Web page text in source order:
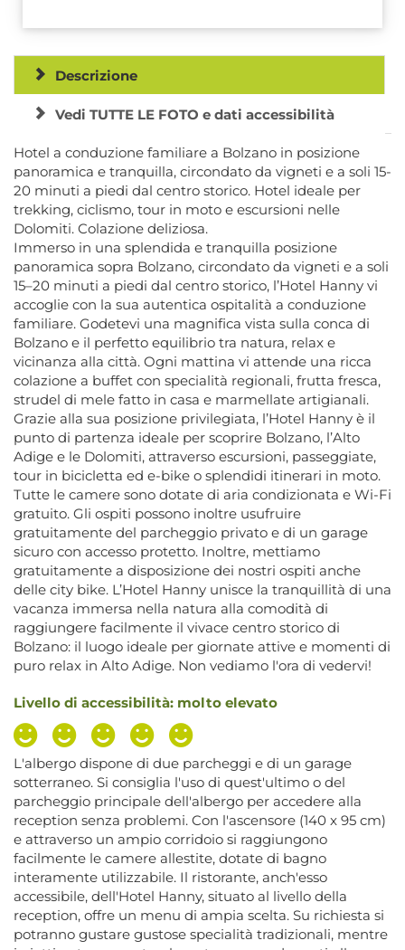
Descrizione
Vedi TUTTE LE FOTO e dati accessibilità
Hotel a conduzione familiare a Bolzano in posizione
panoramica e tranquilla, circondato da vigneti e a soli 15-
20 minuti a piedi dal centro storico. Hotel ideale per
trekking, ciclismo, tour in moto e escursioni nelle
Dolomiti. Colazione deliziosa.
Immerso in una splendida e tranquilla posizione
panoramica sopra Bolzano, circondato da vigneti e a soli
15–20 minuti a piedi dal centro storico, l’Hotel Hanny vi
accoglie con la sua autentica ospitalità a conduzione
familiare. Godetevi una magnifica vista sulla conca di
Bolzano e il perfetto equilibrio tra natura, relax e
vicinanza alla città. Ogni mattina vi attende una ricca
colazione a buffet con specialità regionali, frutta fresca,
strudel di mele fatto in casa e marmellate artigianali.
Grazie alla sua posizione privilegiata, l’Hotel Hanny è il
punto di partenza ideale per scoprire Bolzano, l’Alto
Adige e le Dolomiti, attraverso escursioni, passeggiate,
tour in bicicletta ed e-bike o splendidi itinerari in moto.
Tutte le camere sono dotate di aria condizionata e Wi-Fi
gratuito. Gli ospiti possono inoltre usufruire
gratuitamente del parcheggio privato e di un garage
sicuro con accesso protetto. Inoltre, mettiamo
gratuitamente a disposizione dei nostri ospiti anche
delle city bike. L’Hotel Hanny unisce la tranquillità di una
vacanza immersa nella natura alla comodità di
raggiungere facilmente il vivace centro storico di
Bolzano: il luogo ideale per giornate attive e momenti di
puro relax in Alto Adige. Non vediamo l'ora di vedervi!
Livello di accessibilità: molto elevato
L'albergo dispone di due parcheggi e di un garage
sotterraneo. Si consiglia l'uso di quest'ultimo o del
parcheggio principale dell'albergo per accedere alla
reception senza problemi. Con l'ascensore (140 x 95 cm)
e attraverso un ampio corridoio si raggiungono
facilmente le camere allestite, dotate di bagno
interamente utilizzabile. Il ristorante, anch'esso
accessibile, dell'Hotel Hanny, situato al livello della
reception, offre un menu di ampia scelta. Su richiesta si
potranno gustare gustose specialità tradizionali, mentre